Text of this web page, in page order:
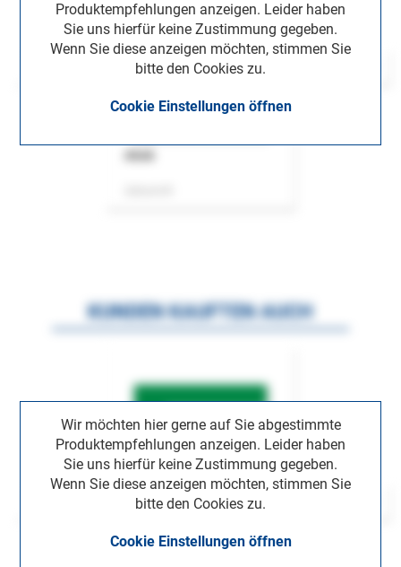
Produktempfehlungen anzeigen. Leider haben
Sie uns hierfür keine Zustimmung gegeben.
Wenn Sie diese anzeigen möchten, stimmen Sie
bitte den Cookies zu.
Cookie Einstellungen öffnen
Wir möchten hier gerne auf Sie abgestimmte
Produktempfehlungen anzeigen. Leider haben
Sie uns hierfür keine Zustimmung gegeben.
Wenn Sie diese anzeigen möchten, stimmen Sie
bitte den Cookies zu.
Cookie Einstellungen öffnen
KUNDEN KAUFTEN AUCH